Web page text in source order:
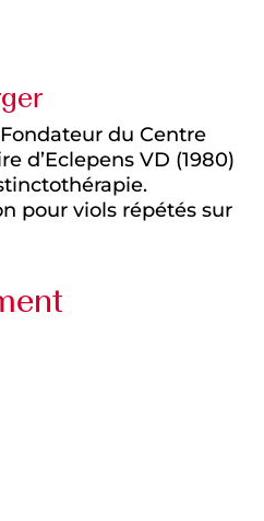
du Centre
d’Eclepens VD (1980)
pour viols répétés sur